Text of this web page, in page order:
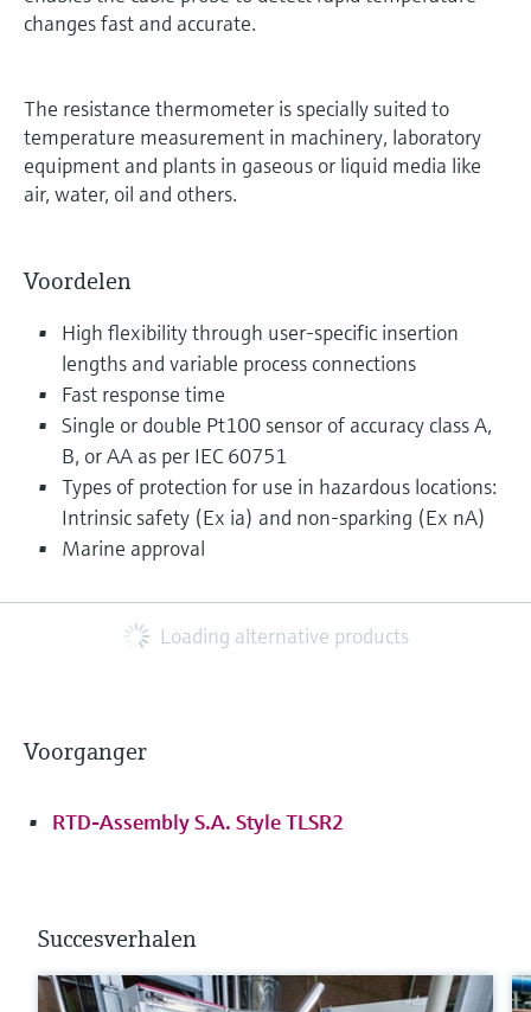
changes fast and accurate.
The resistance thermometer is specially suited to
temperature measurement in machinery, laboratory
equipment and plants in gaseous or liquid media like
air, water, oil and others.
Voordelen
High flexibility through user-specific insertion
lengths and variable process connections
Fast response time
Single or double Pt100 sensor of accuracy class A,
B, or AA as per IEC 60751
Types of protection for use in hazardous locations:
Intrinsic safety (Ex ia) and non-sparking (Ex nA)
Marine approval
Loading alternative products
Voorganger
RTD-Assembly S.A. Style TLSR2
Succesverhalen